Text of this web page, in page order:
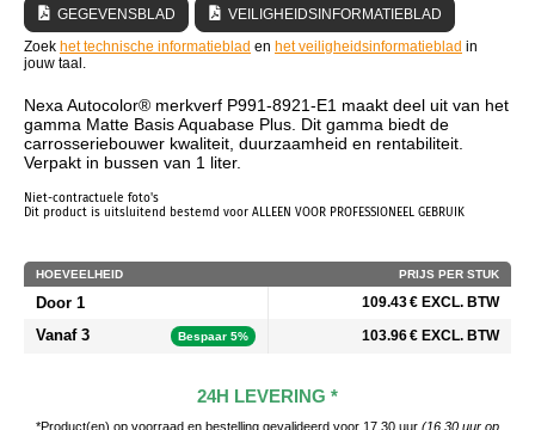
GEGEVENSBLAD
VEILIGHEIDSINFORMATIEBLAD
Zoek het technische informatieblad en het veiligheidsinformatieblad in
jouw taal.
Nexa Autocolor® merkverf P991-8921-E1 maakt deel uit van het
gamma Matte Basis Aquabase Plus. Dit gamma biedt de
carrosseriebouwer kwaliteit, duurzaamheid en rentabiliteit.
Verpakt in bussen van 1 liter.
Niet-contractuele foto's
Dit product is uitsluitend bestemd voor ALLEEN VOOR PROFESSIONEEL GEBRUIK
HOEVEELHEID PRIJS PER STUK
Door 1 109.43 € EXCL. BTW
Vanaf 3 Bespaar 5% 103.96 € EXCL. BTW
24H LEVERING *
*Product(en) op voorraad en bestelling gevalideerd voor 17.30 uur (16.30 uur op